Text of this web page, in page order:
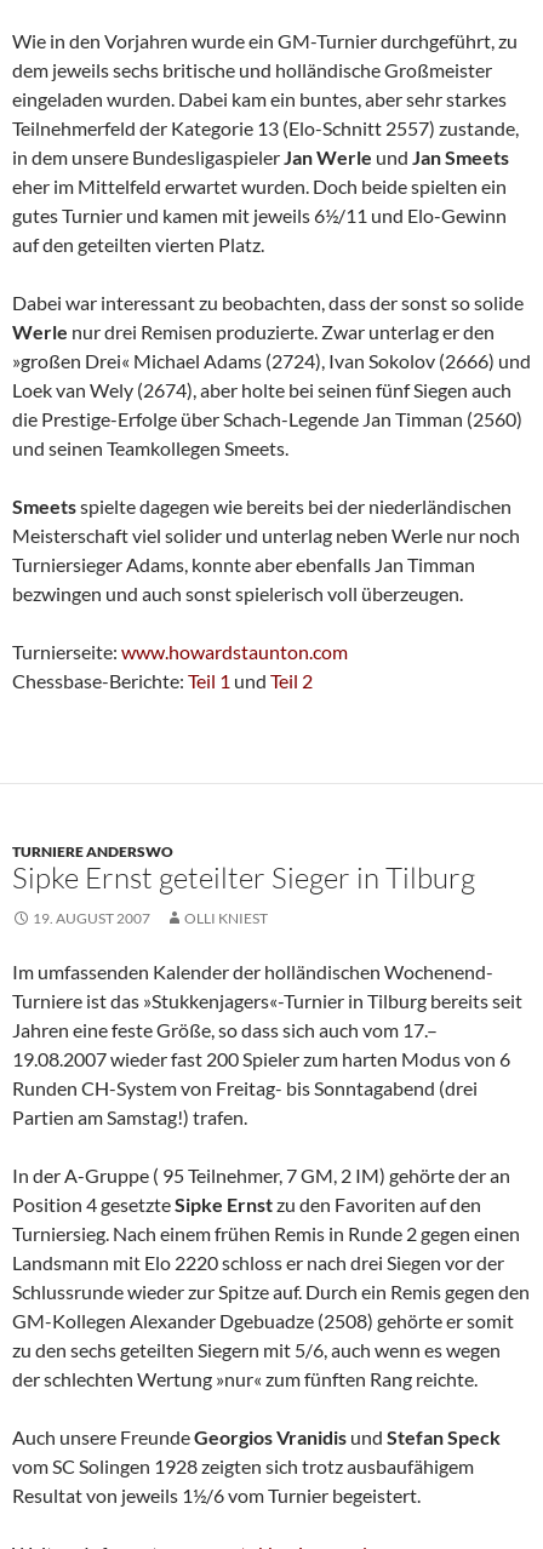
Wie in den Vorjahren wurde ein GM-Turnier durchgeführt, zu
dem jeweils sechs britische und holländische Großmeister
eingeladen wurden. Dabei kam ein buntes, aber sehr starkes
Teilnehmerfeld der Kategorie 13 (Elo-Schnitt 2557) zustande,
in dem unsere BundesligaspielerJan Werle und Jan Smeets
eher im Mittelfeld erwartet wurden. Doch beide spielten ein
gutes Turnier und kamen mit jeweils 6½/11 und Elo-Gewinn
auf den geteilten vierten Platz.
Dabei war interessant zu beobachten, dass der sonst so solide
Werle nur drei Remisen produzierte. Zwar unterlag er den
»großen Drei« Michael Adams (2724), Ivan Sokolov (2666) und
Loek van Wely (2674), aber holte bei seinen fünf Siegen auch
die Prestige-Erfolge über Schach-Legende Jan Timman (2560)
und seinen Teamkollegen Smeets.
Smeetsspielte dagegen wie bereits bei der niederländischen
Meisterschaft viel solider und unterlag neben Werle nur noch
Turniersieger Adams, konnte aber ebenfalls Jan Timman
bezwingen und auch sonst spielerisch voll überzeugen.
Turnierseite: www.howardstaunton.com
Chessbase-Berichte: Teil 1 und Teil 2
TURNIERE ANDERSWO
Sipke Ernst geteilter Sieger in Tilburg
19. AUGUST 2007 OLLI KNIEST
Im umfassenden Kalender der holländischen Wochenend-
Turniere ist das »Stukkenjagers«-Turnier in Tilburg bereits seit
Jahren eine feste Größe, so dass sich auch vom 17.–
19.08.2007 wieder fast 200 Spieler zum harten Modus von 6
Runden CH-System von Freitag- bis Sonntagabend (drei
Partien am Samstag!) trafen.
In der A-Gruppe ( 95 Teilnehmer, 7 GM, 2 IM) gehörte der an
Position 4 gesetzteSipke Ernstzu den Favoriten auf den
Turniersieg. Nach einem frühen Remis in Runde 2 gegen einen
Landsmann mit Elo 2220 schloss er nach drei Siegen vor der
Schlussrunde wieder zur Spitze auf. Durch ein Remis gegen den
GM-Kollegen Alexander Dgebuadze (2508) gehörte er somit
zu den sechs geteilten Siegern mit 5/6, auch wenn es wegen
der schlechten Wertung »nur« zum fünften Rang reichte.
Auch unsere FreundeGeorgios Vranidis und Stefan Speck
vom SC Solingen 1928 zeigten sich trotz ausbaufähigem
Resultat von jeweils 1½/6 vom Turnier begeistert.